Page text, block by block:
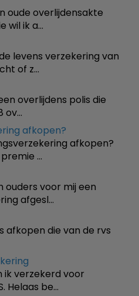
oude overlijdensakte
wil ik a…
levens verzekering van
of z…
overlijdens polis die
ov…
afkopen?
afkopen?
…
ouders voor mij een
afgesl…
afkopen die van de rvs
ik verzekerd voor
Helaas be…